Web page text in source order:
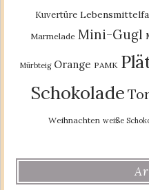
Kuvertüre
Marmelade Mini-Gugl
Mürbteig Orange PAMK
Schokolade
Weihnachten weiße